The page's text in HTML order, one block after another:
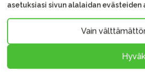
tulevat lisävarusteet voivat
sisältöä.
asetuksiasi sivun alalaidan evästeiden
Vain